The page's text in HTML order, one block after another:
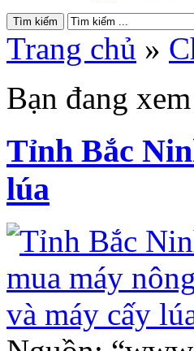
Trang chủ »
Bạn đang
Tỉnh Bắc
lúa